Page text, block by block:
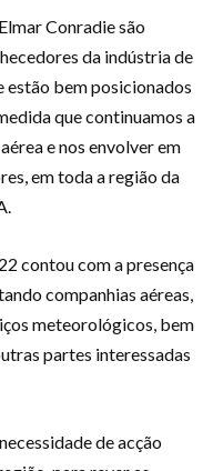
Conradie são
da indústria de
bem posicionados
que continuamos a
e nos envolver em
em toda a região da
contou com a presença
companhias aéreas,
meteorológicos, bem
partes interessadas
de acção